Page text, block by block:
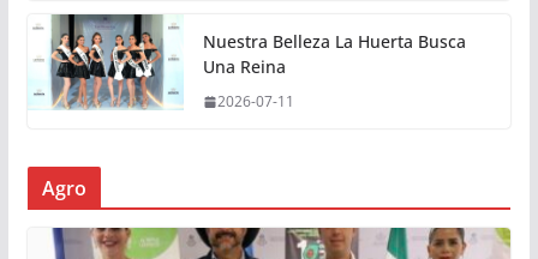
Nuestra Belleza La Huerta Busca
Una Reina
2026-07-11
Agro